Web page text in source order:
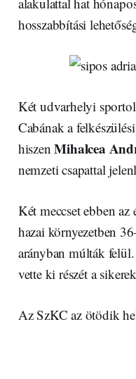
hosszabbítási
Két udvarhelyi
Cabának a
hiszenMihalcea
nemzeti csapattal
Két meccset ebben
hazai környezetben
arányban múlták
vette ki részét a
Az SzKC az ötödik